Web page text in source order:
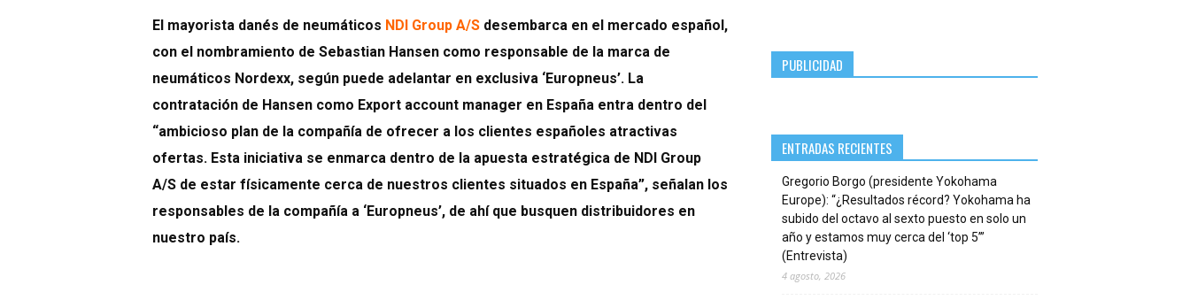
El mayorista danés de neumáticos NDI Group A/S desembarca en el mercado español,
con el nombramiento de Sebastian Hansen como responsable de la marca de
neumáticos Nordexx, según puede adelantar en exclusiva ‘Europneus’. La
contratación de Hansen como Export account manager en España entra dentro del
“ambicioso plan de la compañía de ofrecer a los clientes españoles atractivas
ofertas. Esta iniciativa se enmarca dentro de la apuesta estratégica de NDI Group
A/S de estar físicamente cerca de nuestros clientes situados en España”, señalan los
responsables de la compañía a ‘Europneus’, de ahí que busquen distribuidores en
nuestro país.
PUBLICIDAD
ENTRADAS RECIENTES
Gregorio Borgo (presidente Yokohama
Europe): “¿Resultados récord? Yokohama ha
subido del octavo al sexto puesto en solo un
año y estamos muy cerca del ‘top 5’”
(Entrevista)
4 agosto, 2026